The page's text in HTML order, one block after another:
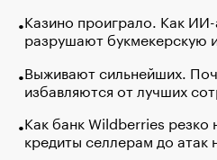
Казино проиграло. Как
разрушают букмекерскую
Выживают сильнейших.
избавляются от лучших
Как банк Wildberries резко
кредиты селлерам до атак